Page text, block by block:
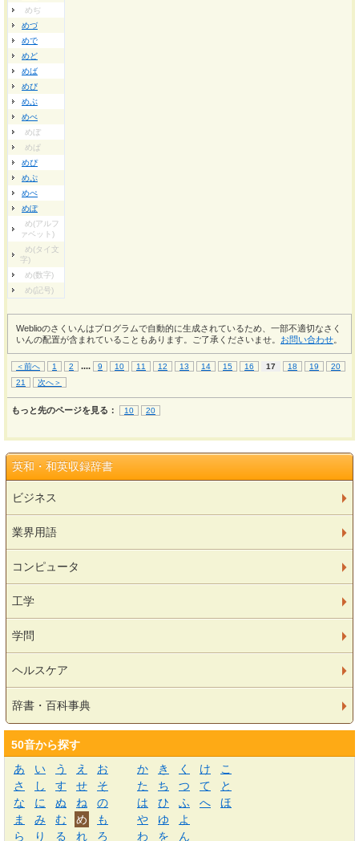
めぢ
めづ
めで
めど
めば
めび
めぶ
めべ
めぼ
めぱ
めぴ
めぷ
めぺ
めぽ
め(アルフ
ァベット)
め(タイ文
字)
め(数字)
め(記号)
Weblioのさくいんはプログラムで自動的に生成されているため、一部不適切なさく
いんの配置が含まれていることもあります。ご了承くださいませ。 お問い合わせ
＜前へ 1 2 .... 9 10 11 12 13 14 15 16 17 18 19
20
21
次へ＞
もっと先のページを見る： 10 20
英和・和英収録辞書
ビジネス
業界用語
コンピュータ
工学
学問
ヘルスケア
辞書・百科事典
50音から探す
あ
い う え お か き く け
こ
さ
し す せ そ た ち つ て
と
な
に ぬ ね の は ひ ふ へ
ほ
ま
み む め も や ゆ
よ
ら
り る れ ろ わ を ん